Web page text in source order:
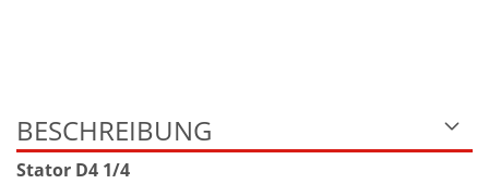
BESCHREIBUNG
Stator D4 1/4